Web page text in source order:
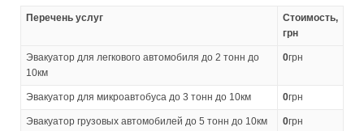
Перечень услуг
Стоимость,
грн
Эвакуатор для легкового автомобиля до 2 тонн до
10км
0грн
Эвакуатор для микроавтобуса до 3 тонн до 10км 0грн
Эвакуатор грузовых автомобилей до 5 тонн до 10км 0грн